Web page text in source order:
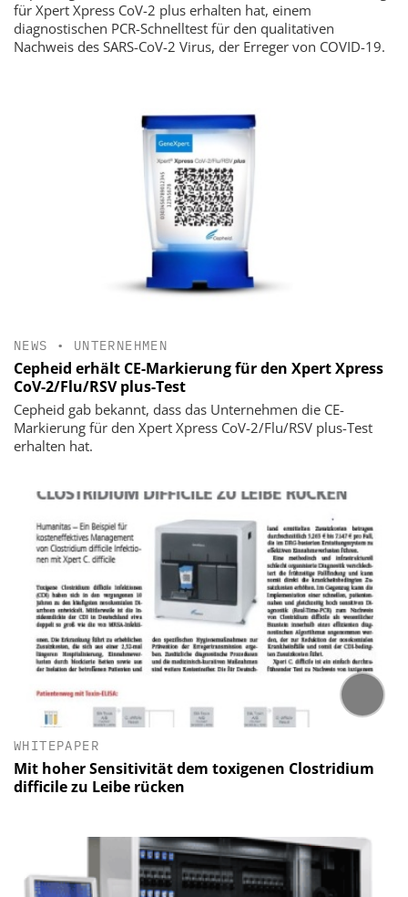
für Xpert Xpress CoV-2 plus erhalten hat, einem
diagnostischen PCR-Schnelltest für den qualitativen
Nachweis des SARS-CoV-2 Virus, der Erreger von COVID-19.
NEWS • UNTERNEHMEN
Cepheid erhält CE-Markierung für den Xpert Xpress
CoV-2/Flu/RSV plus-Test
Cepheid gab bekannt, dass das Unternehmen die CE-
Markierung für den Xpert Xpress CoV-2/Flu/RSV plus-Test
erhalten hat.
WHITEPAPER
Mit hoher Sensitivität dem toxigenen Clostridium
difficile zu Leibe rücken